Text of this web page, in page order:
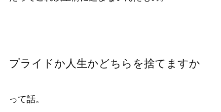
プライドか人生かどちらを捨てますか
って話。